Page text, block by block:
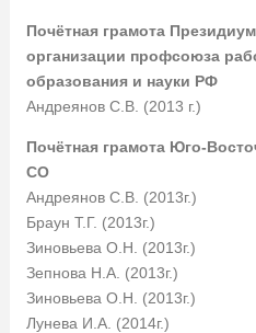
Почётная грамота
организации профсоюза
образования и науки РФ
Андреянов С.В. (2013 г.)
Почётная грамота Юго-
СО
Андреянов С.В. (2013г.)
Браун Т.Г. (2013г.)
Зиновьева О.Н. (2013г.)
Зепнова Н.А. (2013г.)
Зиновьева О.Н. (2013г.)
Лунева И.А. (2014г.)